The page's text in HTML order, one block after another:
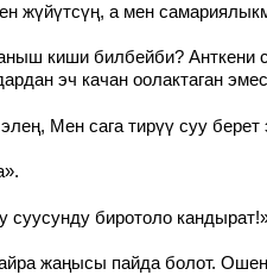
жүйүтсүң, а мен
киши билбейби?
эч качан оолактаган
Мен сага тирүү суу берет
суусунду биротоло
жаңысы пайда болот.